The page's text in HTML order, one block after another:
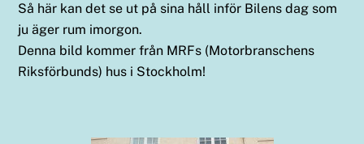
Så här kan det se ut på sina håll inför Bilens dag som
ju äger rum imorgon.
Denna bild kommer från MRFs (Motorbranschens
Riksförbunds) hus i Stockholm!